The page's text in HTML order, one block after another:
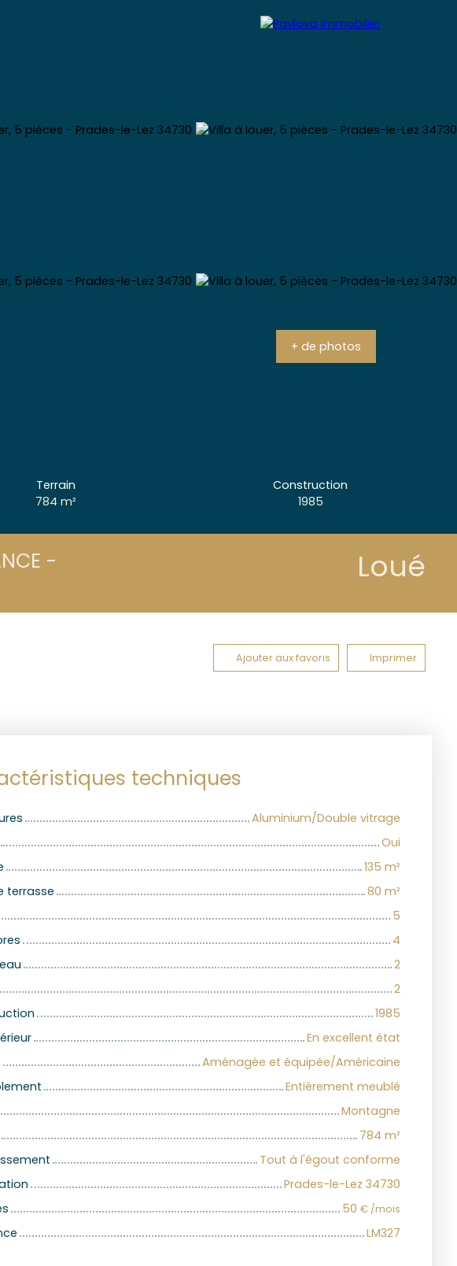
+ de photos
Terrain
784 m²
Construction
1985
-
Loué
Ajouter aux favoris Imprimer
techniques
Aluminium/Double vitrage
Oui
135 m²
terrasse
80 m²
5
4
2
2
1985
En excellent état
Aménagée et équipée/Américaine
Entièrement meublé
Montagne
784 m²
Tout à l'égout conforme
Prades-le-Lez 34730
50 € /mois
LM327